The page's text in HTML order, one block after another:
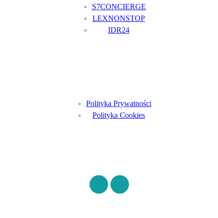
S7CONCIERGE
LEXNONSTOP
IDR24
Polityka Prywatności
Polityka Cookies